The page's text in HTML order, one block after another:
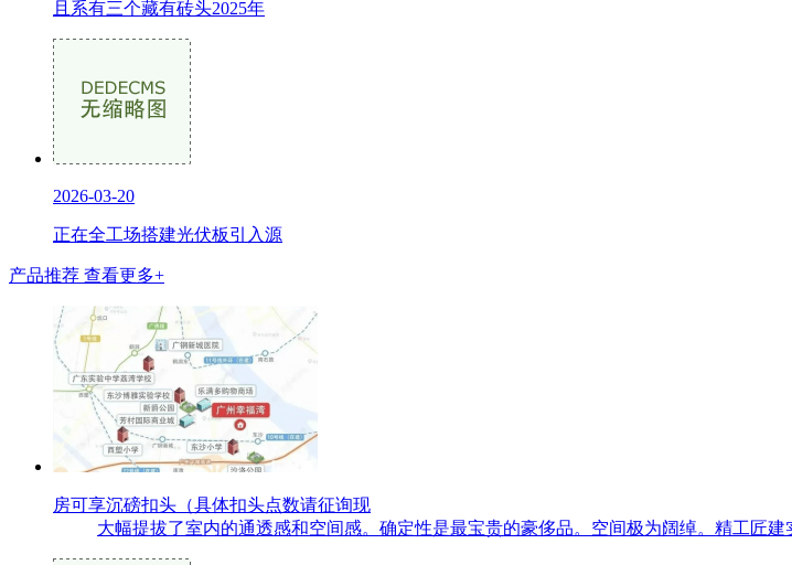
且系有三个藏有砖头2025年
2026-03-20
正在全工场搭建光伏板引入源
产品推荐 查看更多+
房可享沉磅扣头（具体扣头点数请征询现
大幅提拔了室内的通透感和空间感。确定性是最宝贵的豪侈品。空间极为阔绰。精工匠